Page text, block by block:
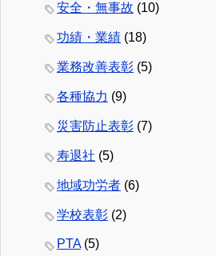
安全・無事故 (10)
功績・業績 (18)
業務改善表彰 (5)
各種協力 (9)
災害防止表彰 (7)
寿退社 (5)
地域功労者 (6)
学校表彰 (2)
PTA(5)